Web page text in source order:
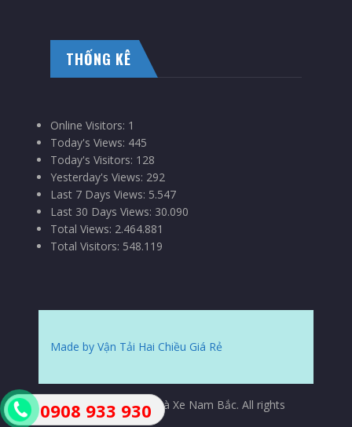
0908 933 930
THỐNG KÊ
Online Visitors: 1
Today's Views: 445
Today's Visitors: 128
Yesterday's Views: 292
Last 7 Days Views: 5.547
Last 30 Days Views: 30.090
Total Views: 2.464.881
Total Visitors: 548.119
Made by Vận Tải Hai Chiều Giá Rẻ
© Copyrights 2015 Nhà Xe Nam Bắc. All rights
reserved.